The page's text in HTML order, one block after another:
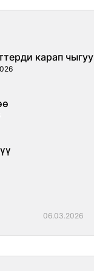
карап чыгуу
06.03.2026